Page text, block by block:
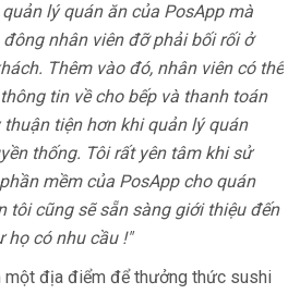
lý quán ăn của PosApp mà
nhân viên đỡ phải bối rối ở
Thêm vào đó, nhân viên có thể
tin về cho bếp và thanh toán
tiện hơn khi quản lý quán
thống. Tôi rất yên tâm khi sử
mềm của PosApp cho quán
tôi cũng sẽ sẵn sàng giới thiệu đến
họ có nhu cầu !"
một địa điểm để thưởng thức sushi